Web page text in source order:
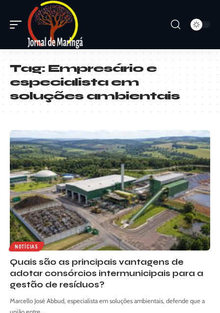
Tag:Empresário e
especialista em
soluções ambientais
NOTÍCIAS
Quais são as principais vantagens de
adotar consórcios intermunicipais para a
gestão de resíduos?
Marcello José Abbud, especialista em soluções ambientais, defende que a
união entre…